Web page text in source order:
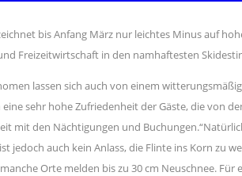
bis Anfang März nur leichtes Minus auf
Freizeitwirtschaft in den namhaftesten
lassen sich auch von einem
sehr hohe Zufriedenheit der Gäste, die von
mit den Nächtigungen und
jedoch auch kein Anlass, die Flinte ins Korn zu
Orte melden bis zu 30 cm Neuschnee. Für